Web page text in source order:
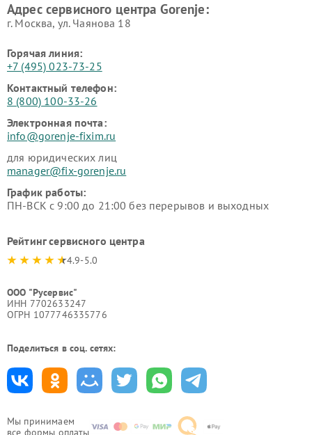
Мы принимаем
все формы оплаты
Адрес сервисного центра Gorenje:
г. Москва, ул. Чаянова 18
Горячая линия:
+7 (495) 023-73-25
Контактный телефон:
8 (800) 100-33-26
Электронная почта:
info@gorenje-fixim.ru
для юридических лиц
manager@fix-gorenje.ru
График работы:
ПН-ВСК с 9:00 до 21:00 без перерывов и выходных
Рейтинг сервисного центра
4.9-5.0
ООО "Русервис"
ИНН 7702633247
ОГРН 1077746335776
Поделиться в соц. сетях: